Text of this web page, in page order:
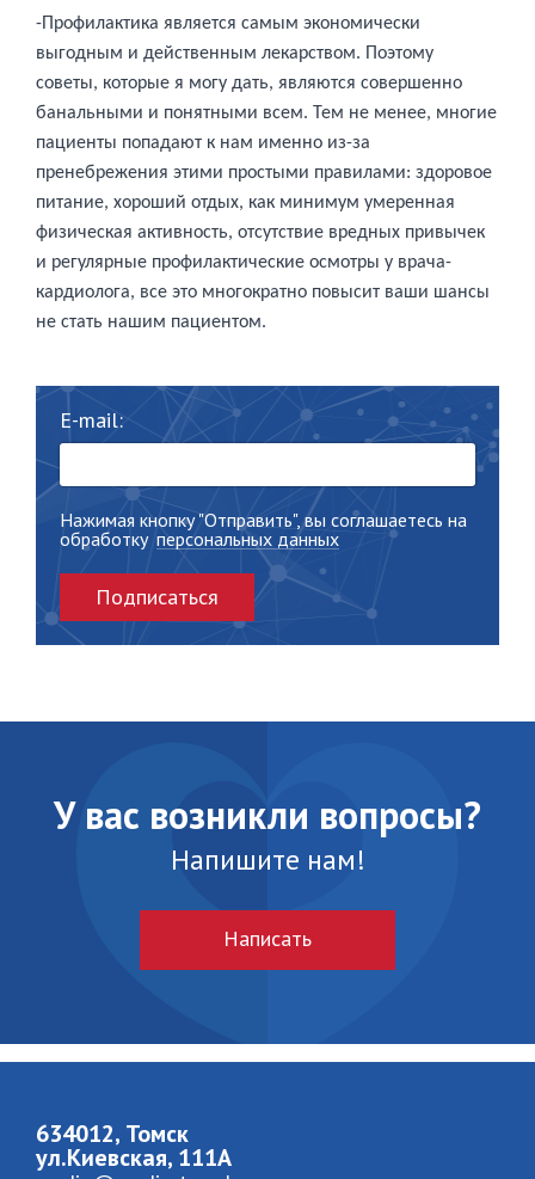
-Профилактика является самым экономически
выгодным и действенным лекарством. Поэтому
советы, которые я могу дать, являются совершенно
банальными и понятными всем. Тем не менее, многие
пациенты попадают к нам именно из-за
пренебрежения этими простыми правилами: здоровое
питание, хороший отдых, как минимум умеренная
физическая активность, отсутствие вредных привычек
и регулярные профилактические осмотры у врача-
кардиолога, все это многократно повысит ваши шансы
не стать нашим пациентом.
E-mail:
Нажимая кнопку "Отправить", вы соглашаетесь на
обработку персональных данных
Подписаться
У вас возникли вопросы?
Напишите нам!
Написать
634012, Томск
ул.Киевская, 111A